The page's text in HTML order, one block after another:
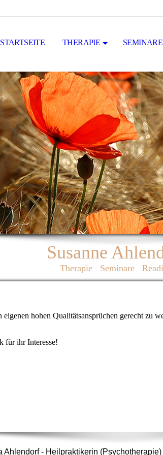
STARTSEITE THERAPIE SEMINARE
Susanne
Therapie Seminare
hohen Qualitätsansprüchen gerecht zu
für ihr Interesse!
Ahlendorf - Heilpraktikerin